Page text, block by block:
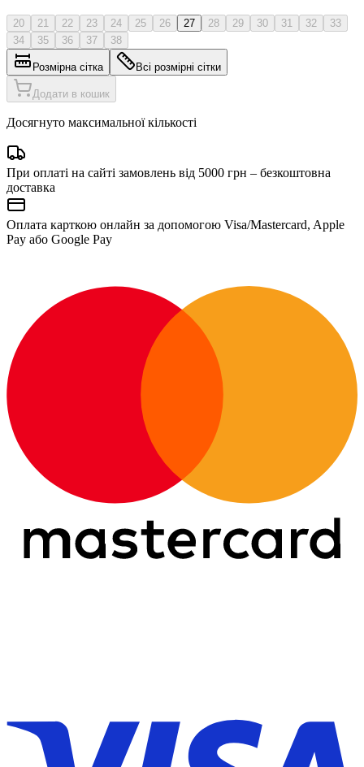
20 21 22 23 24 25 26 27 28 29 30 31 32
33
34
35 36 37 38
Розмірна сітка Всі розмірні сітки
Додати в кошик
Досягнуто максимальної кількості
При оплаті на сайті замовлень від 5000 грн – безкоштовна
доставка
Оплата карткою онлайн за допомогою Visa/Mastercard, Apple
Pay або Google Pay